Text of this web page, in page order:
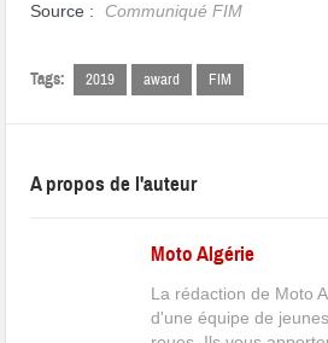
Source : Communiqué FIM
Tags: 2019 award FIM
A propos de l'auteur
Moto Algérie
La rédaction de Moto
d'une équipe de